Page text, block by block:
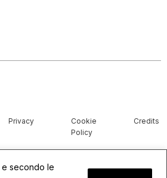
e secondo le
Privacy
Cookie
Policy
Credits